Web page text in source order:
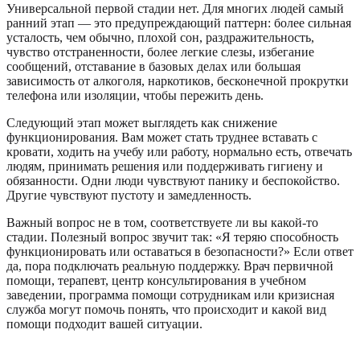
Универсальной первой стадии нет. Для многих людей самый
ранний этап — это предупреждающий паттерн: более сильная
усталость, чем обычно, плохой сон, раздражительность,
чувство отстраненности, более легкие слезы, избегание
сообщений, отставание в базовых делах или большая
зависимость от алкоголя, наркотиков, бесконечной прокрутки
телефона или изоляции, чтобы пережить день.
Следующий этап может выглядеть как снижение
функционирования. Вам может стать труднее вставать с
кровати, ходить на учебу или работу, нормально есть, отвечать
людям, принимать решения или поддерживать гигиену и
обязанности. Одни люди чувствуют панику и беспокойство.
Другие чувствуют пустоту и замедленность.
Важный вопрос не в том, соответствуете ли вы какой-то
стадии. Полезный вопрос звучит так: «Я теряю способность
функционировать или оставаться в безопасности?» Если ответ
да, пора подключать реальную поддержку. Врач первичной
помощи, терапевт, центр консультирования в учебном
заведении, программа помощи сотрудникам или кризисная
служба могут помочь понять, что происходит и какой вид
помощи подходит вашей ситуации.